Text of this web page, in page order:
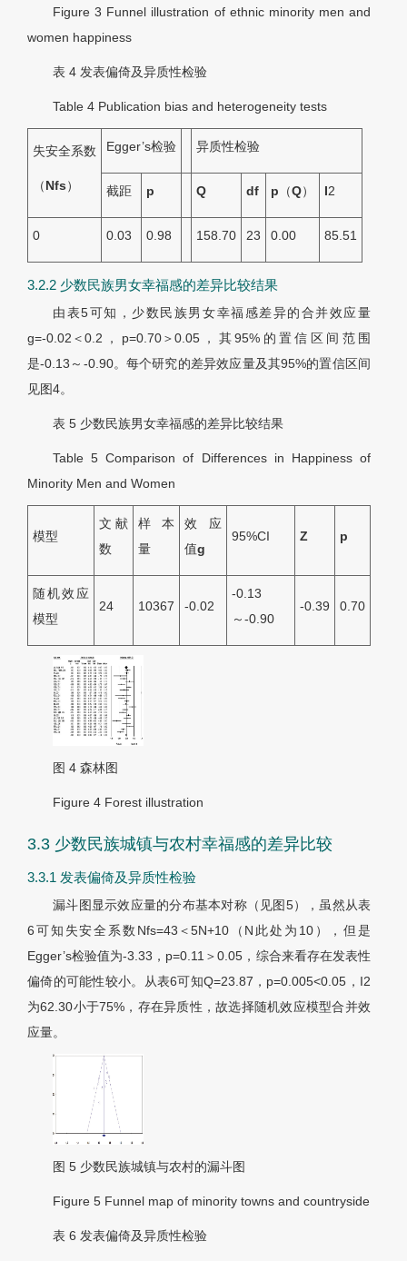
Figure 3 Funnel illustration of ethnic minority men and
women happiness
表 4 发表偏倚及异质性检验
Table 4 Publication bias and heterogeneity tests
失安全系数
（Nfs）
Egger’s检验 异质性检验
截距 p Q df p （Q） I2
0 0.03 0.98 158.70 23 0.00 85.51
3.2.2 少数民族男女幸福感的差异比较结果
由表5可知，少数民族男女幸福感差异的合并效应量
g=-0.02＜0.2，p=0.70＞0.05，其95%的置信区间范围
是-0.13～-0.90。每个研究的差异效应量及其95%的置信区间
见图4。
表 5 少数民族男女幸福感的差异比较结果
Table 5Comparison of Differences in Happiness of
Minority Men and Women
模型
文献
数
样本
量
效应
值g
95%CI Z p
随机效应
模型
24 10367 -0.02
-0.13
～-0.90
-0.39 0.70
图 4 森林图
Figure 4 Forest illustration
3.3 少数民族城镇与农村幸福感的差异比较
3.3.1 发表偏倚及异质性检验
漏斗图显示效应量的分布基本对称（见图5），虽然从表
6可知失安全系数Nfs=43＜5N+10（N此处为10），但是
Egger’s检验值为-3.33，p=0.11＞0.05，综合来看存在发表性
偏倚的可能性较小。从表6可知Q=23.87，p=0.005<0.05，I2
为62.30小于75%，存在异质性，故选择随机效应模型合并效
应量。
图 5 少数民族城镇与农村的漏斗图
Figure 5 Funnel map of minority towns and countryside
表 6 发表偏倚及异质性检验